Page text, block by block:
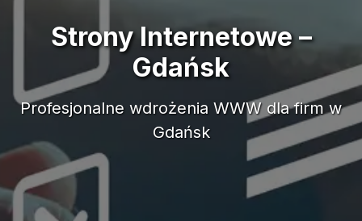
Strony Internetowe –
Gdańsk
Profesjonalne wdrożenia WWW dla firm w
Gdańsk